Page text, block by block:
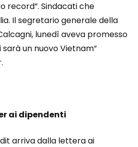
record”. Sindacati che
Il segretario generale della
lunedì aveva promesso
sarà un nuovo Vietnam”
ai dipendenti
arriva dalla lettera ai